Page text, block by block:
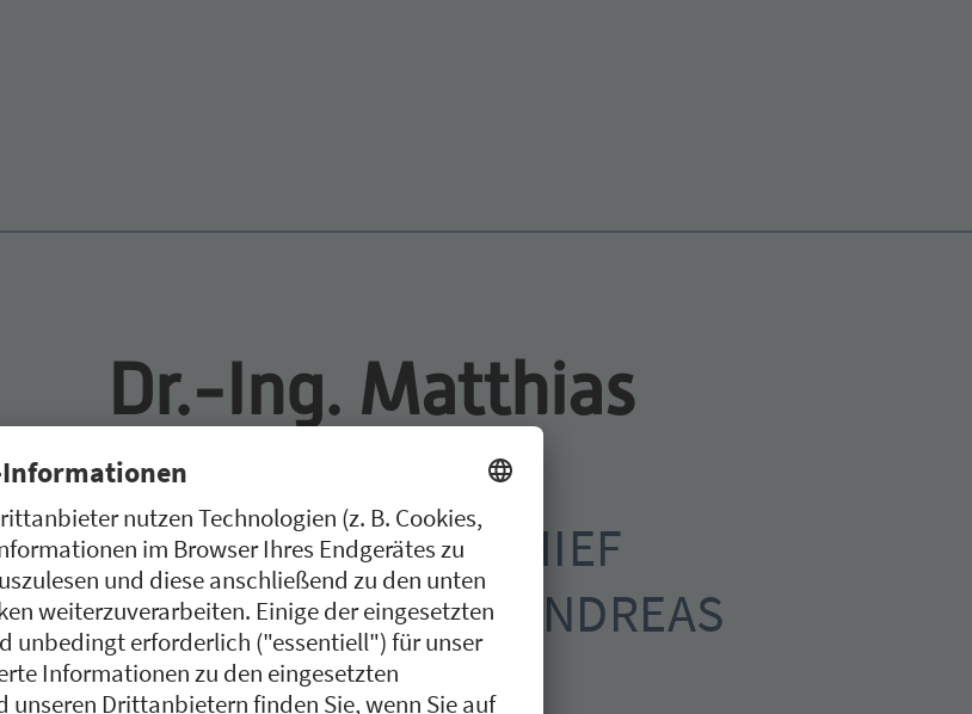
Dr.-Ing. Matthias
Schindler
KI EXPERTE UND CHIEF
DIGITAL OFFICER, ANDREAS
SCHMID GROUP